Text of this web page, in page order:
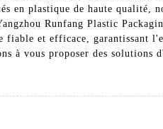
plastique de haute qualité,
Runfang Plastic
et efficace, garantissant
à vous proposer des solutions